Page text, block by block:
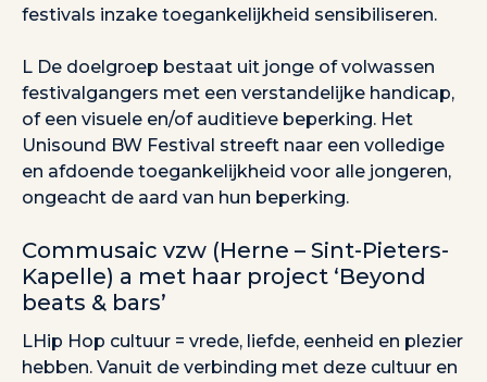
festivals inzake toegankelijkheid sensibiliseren.
L De doelgroep bestaat uit jonge of volwassen
festivalgangers met een verstandelijke handicap,
of een visuele en/of auditieve beperking. Het
Unisound BW Festival streeft naar een volledige
en afdoende toegankelijkheid voor alle jongeren,
ongeacht de aard van hun beperking.
Commusaic vzw (Herne – Sint-Pieters-
Kapelle) a met haar project ‘Beyond
beats & bars’
LHip Hop cultuur = vrede, liefde, eenheid en plezier
hebben. Vanuit de verbinding met deze cultuur en